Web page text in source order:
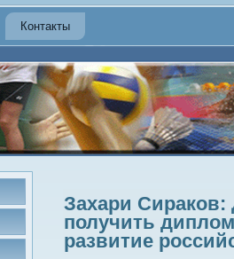
Контакты
Захари Сираков:
получить
развитие